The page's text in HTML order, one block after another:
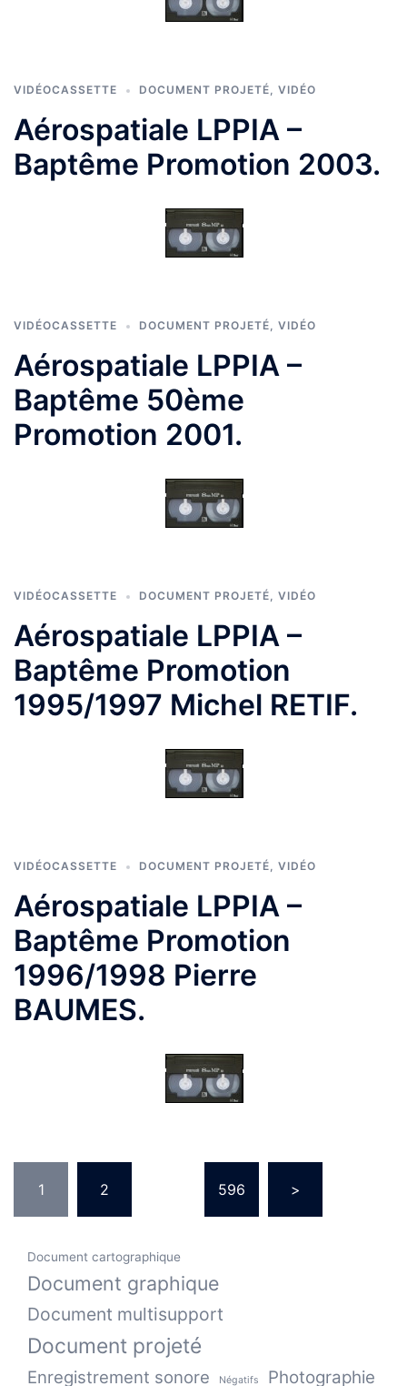
VIDÉOCASSETTE DOCUMENT PROJETÉ, VIDÉO
Aérospatiale LPPIA –
Baptême Promotion 2003.
VIDÉOCASSETTE DOCUMENT PROJETÉ, VIDÉO
Aérospatiale LPPIA –
Baptême 50ème
Promotion 2001.
VIDÉOCASSETTE DOCUMENT PROJETÉ, VIDÉO
Aérospatiale LPPIA –
Baptême Promotion
1995/1997 Michel RETIF.
VIDÉOCASSETTE DOCUMENT PROJETÉ, VIDÉO
Aérospatiale LPPIA –
Baptême Promotion
1996/1998 Pierre
BAUMES.
des
publications
1 2 596 >
Document cartographique
Document graphique
Document multisupport
Document projeté
Enregistrement sonore Négatifs Photographie